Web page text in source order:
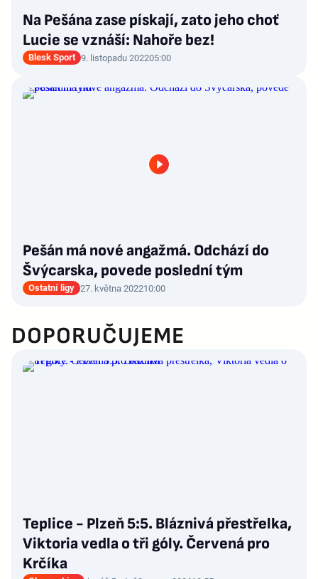
Na Pešána zase pískají, zato jeho choť
Lucie se vznáší: Nahoře bez!
Blesk Sport 9. listopadu 202205:00
Pešán má nové angažmá. Odchází do
Švýcarska, povede poslední tým
Ostatní ligy 27. května 202210:00
DOPORUČUJEME
Teplice - Plzeň 5:5. Bláznivá přestřelka,
Viktoria vedla o tři góly. Červená pro
Krčíka